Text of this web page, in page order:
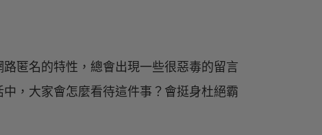
匿名的特性，總會出現一些很惡毒的留言
，大家會怎麼看待這件事？會挺身杜絕霸